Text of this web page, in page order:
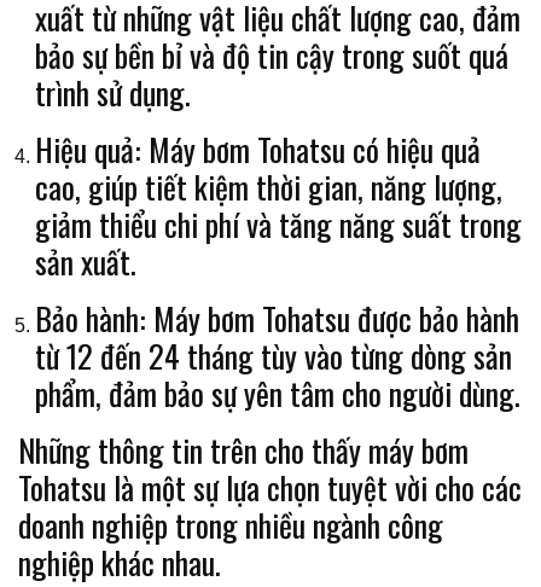
xuất từ những vật liệu chất lượng cao, đảm
bảo sự bền bỉ và độ tin cậy trong suốt quá
trình sử dụng.
Hiệu quả: Máy bơm Tohatsu có hiệu quả
cao, giúp tiết kiệm thời gian, năng lượng,
giảm thiểu chi phí và tăng năng suất trong
sản xuất.
Bảo hành: Máy bơm Tohatsu được bảo hành
từ 12 đến 24 tháng tùy vào từng dòng sản
phẩm, đảm bảo sự yên tâm cho người dùng.
Những thông tin trên cho thấy máy bơm
Tohatsu là một sự lựa chọn tuyệt vời cho các
doanh nghiệp trong nhiều ngành công
nghiệp khác nhau.